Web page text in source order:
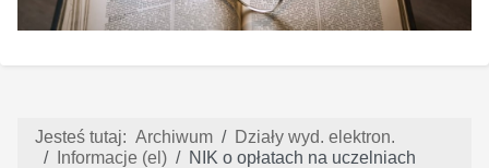
Jesteś tutaj: Archiwum
Działy wyd. elektron.
Informacje (el)
NIK o opłatach na uczelniach